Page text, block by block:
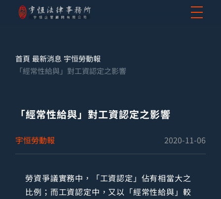
首頁 最新消息 宇恒勞動報
「經常性給與」對工資認定之影響
「經常性給與」對工資認定之影響
宇恒勞動報 2020-11-06
勞資爭議實務中，「工資認定」佔有相當大之
比例；而工資認定中，又以「經常性給與」較